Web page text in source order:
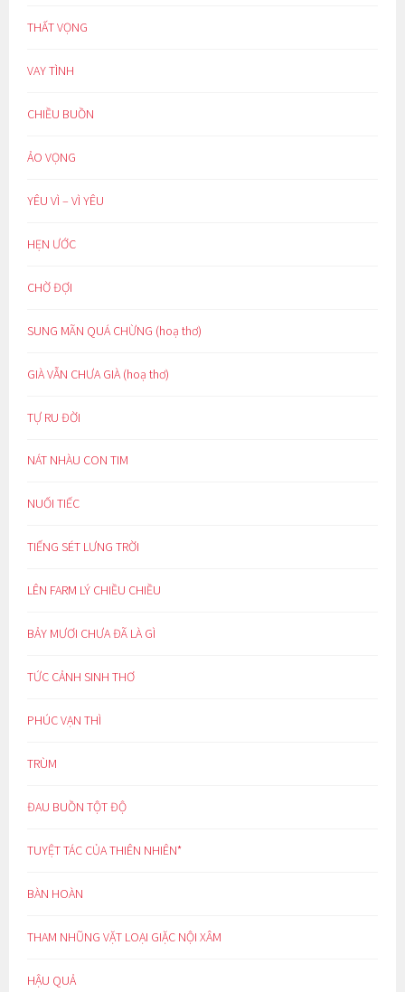
THẤT VỌNG
VAY TÌNH
CHIỀU BUỒN
ẢO VỌNG
YÊU VÌ – VÌ YÊU
HẸN ƯỚC
CHỜ ĐỢI
SUNG MÃN QUÁ CHỪNG (hoạ thơ)
GIÀ VẪN CHƯA GIÀ (hoạ thơ)
TỰ RU ĐỜI
NÁT NHÀU CON TIM
NUỐI TIẾC
TIẾNG SÉT LƯNG TRỜI
LÊN FARM LÝ CHIỀU CHIỀU
BẢY MƯƠI CHƯA ĐÃ LÀ GÌ
TỨC CẢNH SINH THƠ
PHÚC VẠN THÌ
TRÙM
ĐAU BUỒN TỘT ĐỘ
TUYỆT TÁC CỦA THIÊN NHIÊN*
BÀN HOÀN
THAM NHŨNG VẶT LOẠI GIẶC NỘI XÂM
HẬU QUẢ